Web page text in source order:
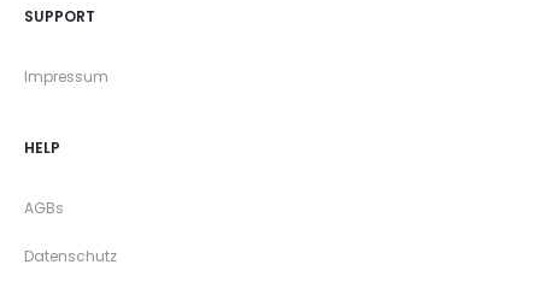
SUPPORT
Impressum
HELP
AGBs
Datenschutz